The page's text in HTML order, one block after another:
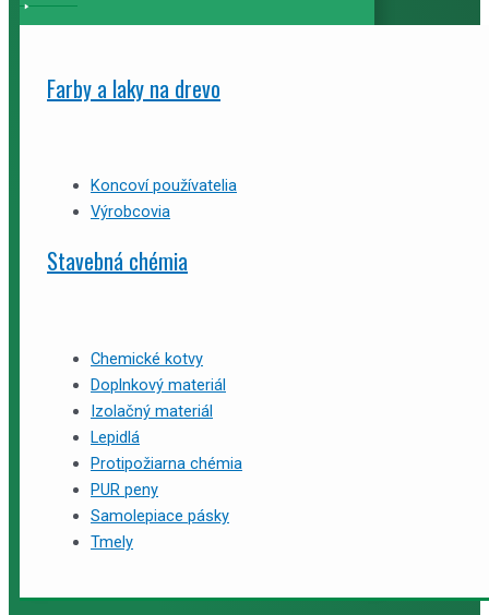
Farby a laky na drevo
Koncoví používatelia
Výrobcovia
Stavebná chémia
Chemické kotvy
Doplnkový materiál
Izolačný materiál
Lepidlá
Protipožiarna chémia
PUR peny
Samolepiace pásky
Tmely